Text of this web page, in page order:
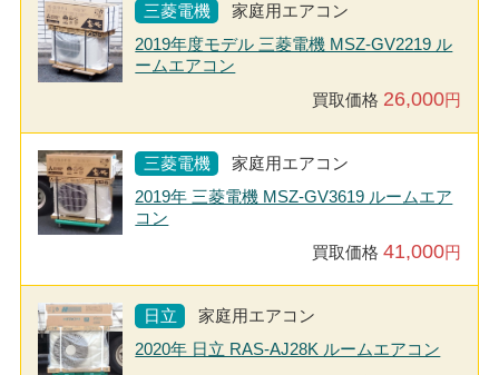
三菱電機
家庭用エアコン
2019年度モデル 三菱電機 MSZ-GV2219 ル
ームエアコン
買取価格 26,000円
三菱電機
家庭用エアコン
2019年 三菱電機 MSZ-GV3619 ルームエア
コン
買取価格41,000円
日立
家庭用エアコン
2020年 日立 RAS-AJ28K ルームエアコン